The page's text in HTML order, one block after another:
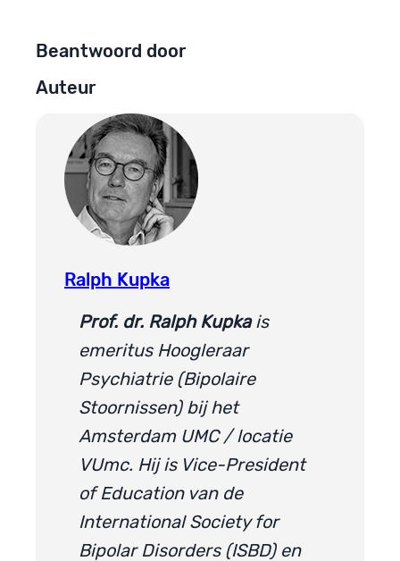
Beantwoord door
Auteur
Ralph Kupka
Prof. dr. Ralph Kupkais
emeritus Hoogleraar
Psychiatrie (Bipolaire
Stoornissen) bij het
Amsterdam UMC / locatie
VUmc. Hij is Vice-President
of Education van de
International Society for
Bipolar Disorders (ISBD) en